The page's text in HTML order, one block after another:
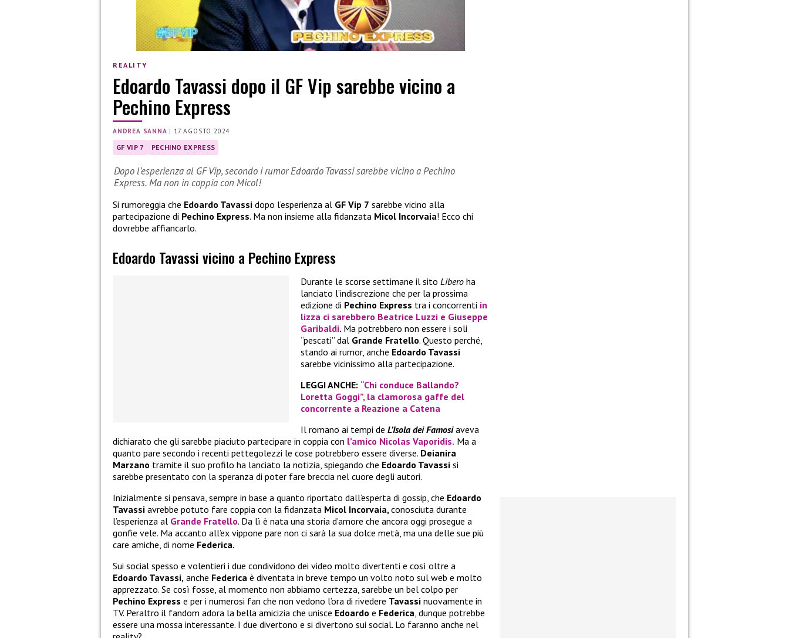
REALITY
Edoardo Tavassi dopo il GF Vip sarebbe vicino a
Pechino Express
ANDREA SANNA | 17 AGOSTO 2024
GF VIP 7 PECHINO EXPRESS
Dopo l’esperienza al GF Vip, secondo i rumor Edoardo Tavassi sarebbe vicino a Pechino
Express. Ma non in coppia con Micol!
Si rumoreggia che Edoardo Tavassi dopo l’esperienza al GF Vip 7 sarebbe vicino alla
partecipazione di Pechino Express. Ma non insieme alla fidanzata Micol Incorvaia! Ecco chi
dovrebbe affiancarlo.
Edoardo Tavassi vicino a Pechino Express
Durante le scorse settimane il sito Libero ha
lanciato l’indiscrezione che per la prossima
edizione di Pechino Express tra i concorrenti in
lizza ci sarebbero Beatrice Luzzi e Giuseppe
Garibaldi. Ma potrebbero non essere i soli
“pescati” dal Grande Fratello. Questo perché,
stando ai rumor, anche Edoardo Tavassi
sarebbe vicinissimo alla partecipazione.
LEGGI ANCHE: “Chi conduce Ballando?
Loretta Goggi”, la clamorosa gaffe del
concorrente a Reazione a Catena
Il romano ai tempi de L’Isola dei Famosiaveva
dichiarato che gli sarebbe piaciuto partecipare in coppia con l’amico Nicolas Vaporidis. Ma a
quanto pare secondo i recenti pettegolezzi le cose potrebbero essere diverse. Deianira
Marzano tramite il suo profilo ha lanciato la notizia, spiegando che Edoardo Tavassi si
sarebbe presentato con la speranza di poter fare breccia nel cuore degli autori.
Inizialmente si pensava, sempre in base a quanto riportato dall’esperta di gossip, che Edoardo
Tavassi avrebbe potuto fare coppia con la fidanzata Micol Incorvaia,conosciuta durante
l’esperienza al Grande Fratello. Da lì è nata una storia d’amore che ancora oggi prosegue a
gonfie vele. Ma accanto all’ex vippone pare non ci sarà la sua dolce metà, ma una delle sue più
care amiche, di nome Federica.
Sui social spesso e volentieri i due condividono dei video molto divertenti e così oltre a
Edoardo Tavassi, anche Federica è diventata in breve tempo un volto noto sul web e molto
apprezzato. Se così fosse, al momento non abbiamo certezza, sarebbe un bel colpo per
Pechino Express e per i numerosi fan che non vedono l’ora di rivedere Tavassi nuovamente in
TV. Peraltro il fandom adora la bella amicizia che unisce Edoardo e Federica, dunque potrebbe
essere una mossa interessante. I due divertono e si divertono sui social. Lo faranno anche nel